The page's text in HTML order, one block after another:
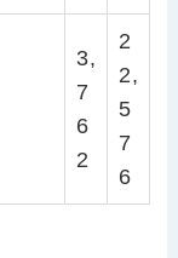
3,
7
6
2
2
2,
5
7
6